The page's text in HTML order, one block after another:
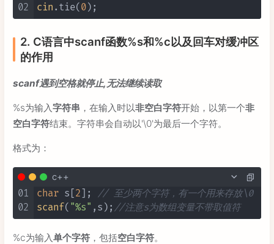
02
cin .tie( 0
2. C语言中scanf函数%s和%c以及回车对缓冲区
的作用
scanf遇到空格就停止,无法继续读取
%s为输入字符串 ，在输入时以非空白字符开始，以第一个非
空白字符结束。字符串会自动以'\0'为最后一个字符。
格式为：
c++
01
02
char s[ 2 ];
// 至少两个字符，有一个用来存放\0
scanf( "%s" ,s); //注意s为数组变量不带取值符
%c为输入单个字符 ，包括空白字符。